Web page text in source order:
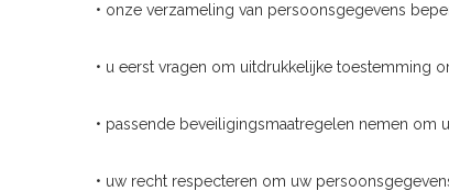
• onze verzameling van persoonsgegevens
• u eerst vragen om uitdrukkelijke toestemming
• passende beveiligingsmaatregelen nemen
• uw recht respecteren om uw